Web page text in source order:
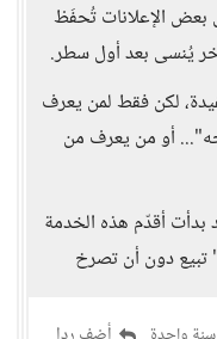
بعض الإعلانات تُحفَظ
يُنسى بعد أول سطر.
لكن فقط لمن يعرف
أو من يعرف من
أقدّم هذه الخدمة
دون أن تصرخ